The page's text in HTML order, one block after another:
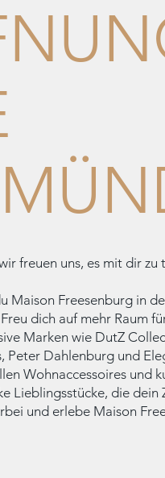
freuen uns, es mit dir zu
Maison Freesenburg in
dich auf mehr Raum
Marken wie DutZ
Peter Dahlenburg und
Wohnaccessoires und
Lieblingsstücke, die dein
und erlebe Maison